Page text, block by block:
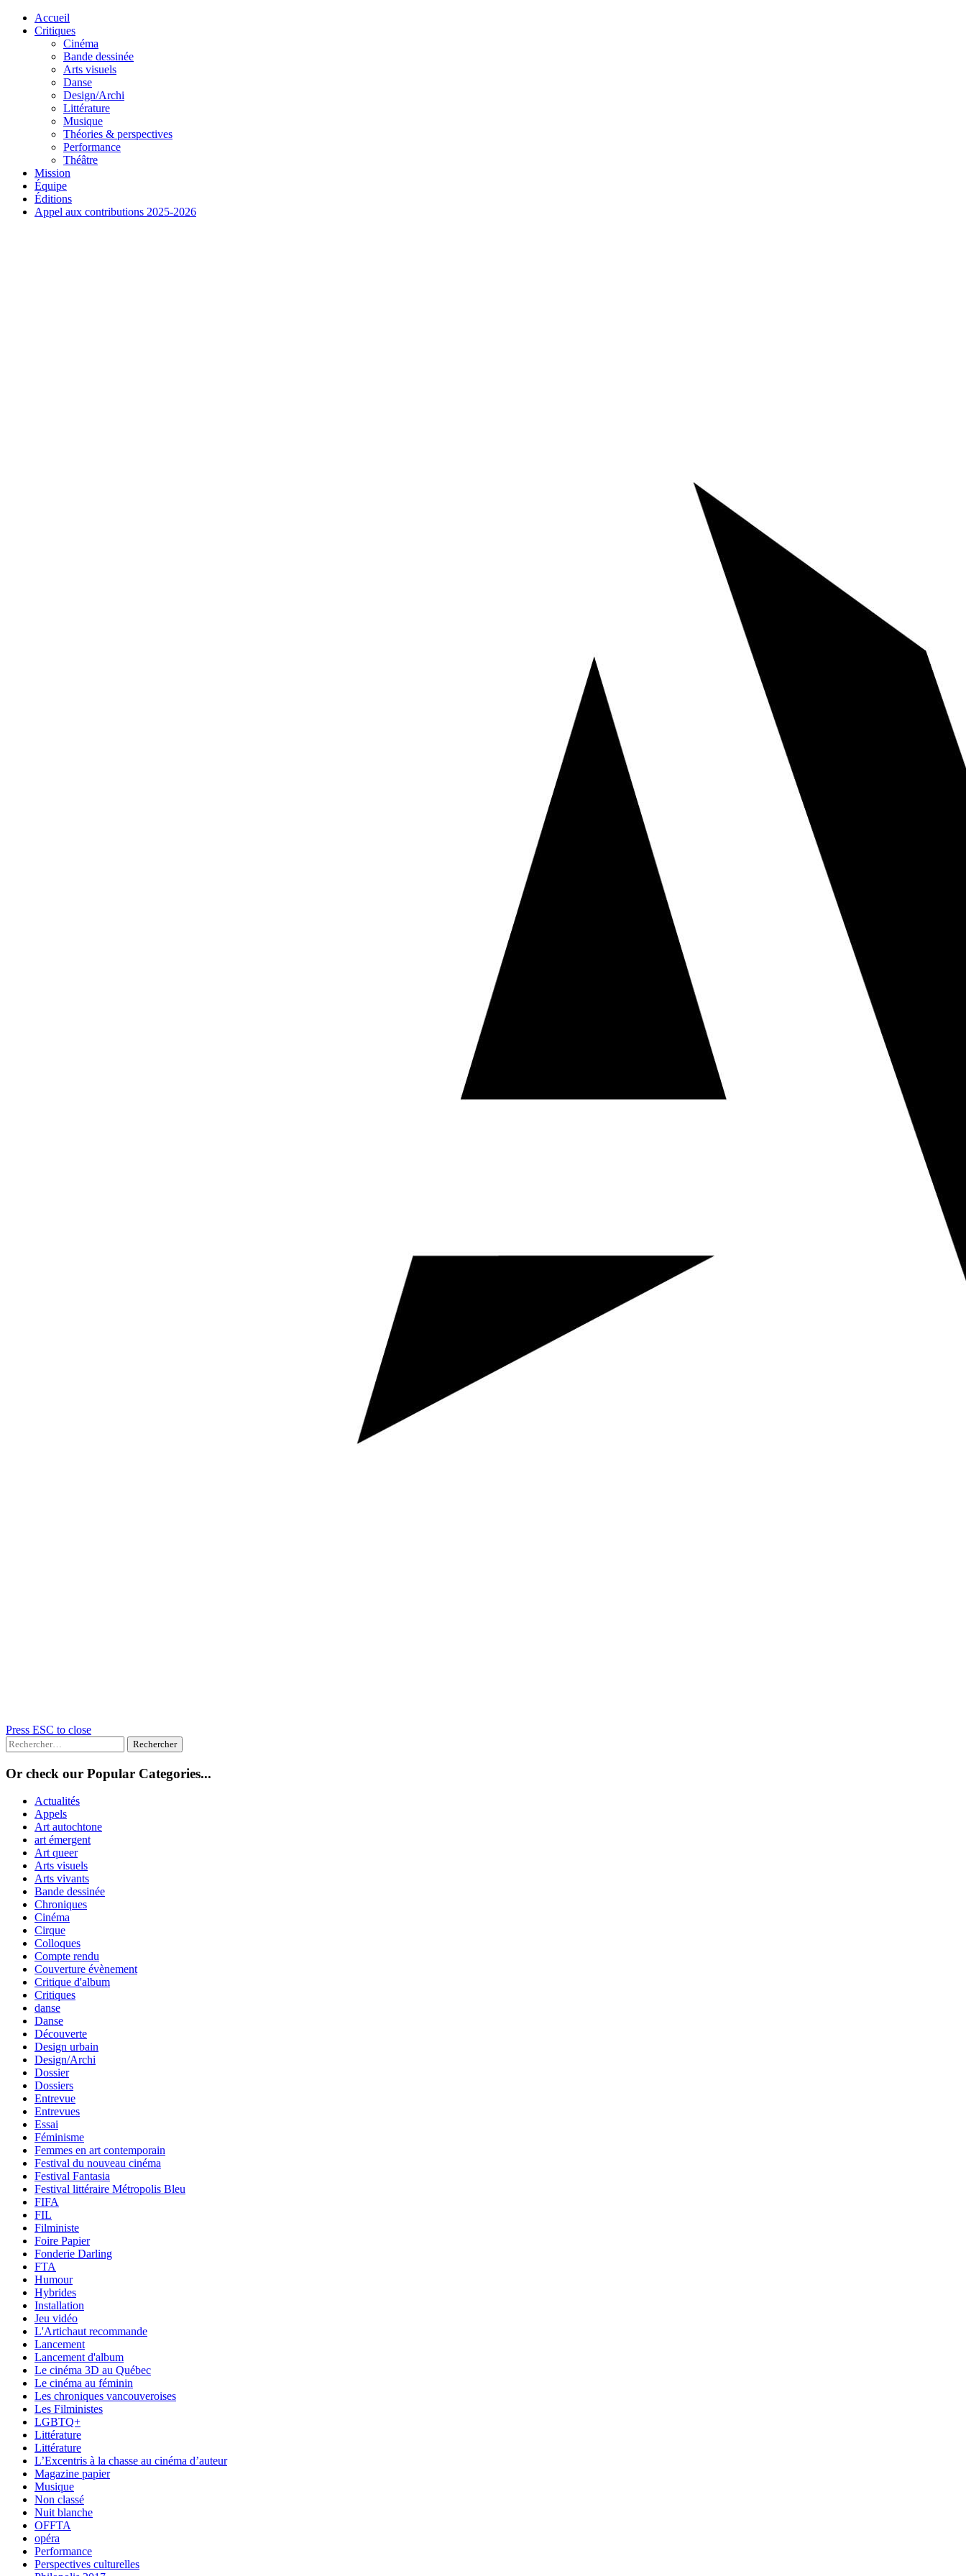
Skip
Accueil
Critiques
Cinéma
Bande dessinée
Arts visuels
Danse
Design/Archi
Littérature
Musique
Théories & perspectives
Performance
Théâtre
Mission
Équipe
Éditions
Appel aux contributions 2025-2026
Press ESC to close
Rechercher :
Or check our Popular Categories...
Actualités
Appels
Art autochtone
art émergent
Art queer
Arts visuels
Arts vivants
Bande dessinée
Chroniques
Cinéma
Cirque
Colloques
Compte rendu
Couverture évènement
Critique d'album
Critiques
danse
Danse
Découverte
Design urbain
Design/Archi
Dossier
Dossiers
Entrevue
Entrevues
Essai
Féminisme
Femmes en art contemporain
Festival du nouveau cinéma
Festival Fantasia
Festival littéraire Métropolis Bleu
FIFA
FIL
Filministe
Foire Papier
Fonderie Darling
FTA
Humour
Hybrides
Installation
Jeu vidéo
L'Artichaut recommande
Lancement
Lancement d'album
Le cinéma 3D au Québec
Le cinéma au féminin
Les chroniques vancouveroises
Les Filministes
LGBTQ+
Littérature
Littérature
L’Excentris à la chasse au cinéma d’auteur
Magazine papier
Musique
Non classé
Nuit blanche
OFFTA
opéra
Performance
Perspectives culturelles